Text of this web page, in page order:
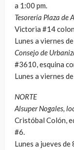
a 1:00 pm.
Tesorería Plaza de
Victoria #14
Lunes a viernes
Consejo de
#3610, esquina
Lunes a viernes
NORTE
Alsuper Nogales,
Cristóbal Colón,
#6.
Lunes a jueves de